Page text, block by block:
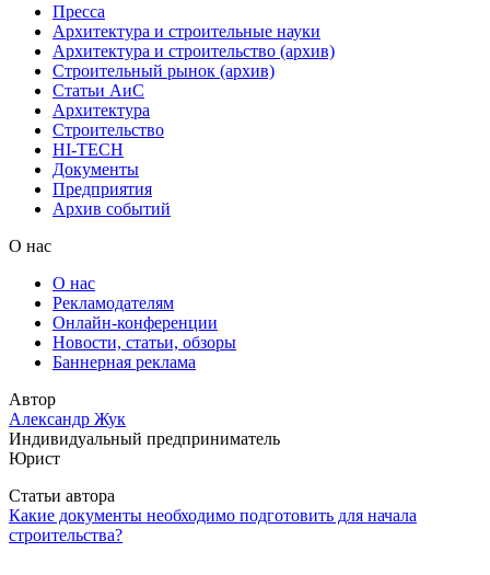
Пресса
Архитектура и строительные науки
Архитектура и строительство (архив)
Строительный рынок (архив)
Статьи АиС
Архитектура
Строительство
HI-TECH
Документы
Предприятия
Архив событий
О нас
О нас
Рекламодателям
Онлайн-конференции
Новости, статьи, обзоры
Баннерная реклама
Автор
Александр Жук
Индивидуальный предприниматель
Юрист
Статьи автора
Какие документы необходимо подготовить для начала
строительства?